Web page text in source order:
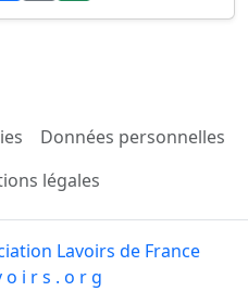
Données personnelles
légales
Lavoirs de France
o i r s . o r g